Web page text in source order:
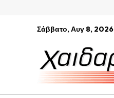
Σάββατο, Αυγ 8, 2026